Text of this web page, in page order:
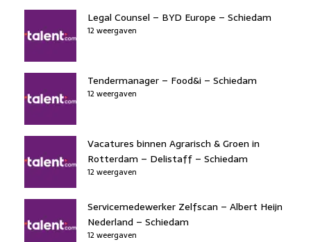
Legal Counsel – BYD Europe – Schiedam
12 weergaven
Tendermanager – Food&i – Schiedam
12 weergaven
Vacatures binnen Agrarisch & Groen in
Rotterdam – Delistaff – Schiedam
12 weergaven
Servicemedewerker Zelfscan – Albert Heijn
Nederland – Schiedam
12 weergaven